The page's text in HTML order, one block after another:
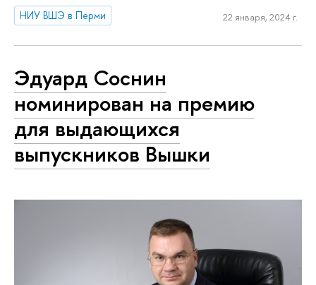
НИУ ВШЭ в Перми
22 января, 2024 г.
Эдуард Соснин
номинирован на премию
для выдающихся
выпускников Вышки